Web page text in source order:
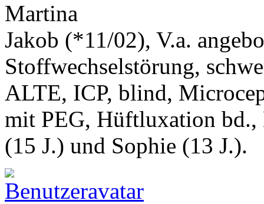
Martina
Jakob (*11/02), V.a.
Stoffwechselstörung,
ALTE, ICP, blind,
mit PEG, Hüftluxation bd.,
(15 J.) und Sophie (13 J.).